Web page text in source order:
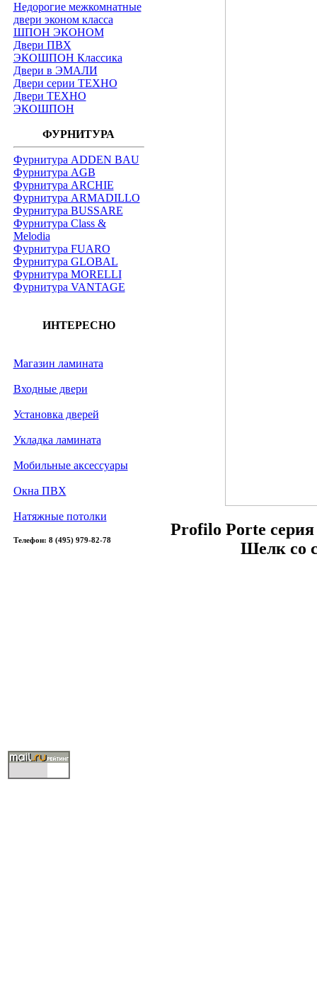
Недорогие межкомнатные
двери эконом класса
ШПОН ЭКОНОМ
Двери ПВХ
ЭКОШПОН Классика
Двери в ЭМАЛИ
Двери серии ТЕХНО
Двери ТЕХНО
ЭКОШПОН
ФУРНИТУРА
Фурнитура ADDEN BAU
Фурнитура AGB
Фурнитура ARCHIE
Фурнитура ARMADILLO
Фурнитура BUSSARE
Фурнитура Class &
Melodia
Фурнитура FUARO
Фурнитура GLOBAL
Фурнитура MORELLI
Фурнитура VANTAGE
ИНТЕРЕСНО
Магазин ламината
Входные двери
Установка дверей
Укладка ламината
Мобильные аксессуары
Окна ПВХ
Натяжные потолки
Телефон: 8 (495) 979-82-78
Profilo Porte
Шелк со